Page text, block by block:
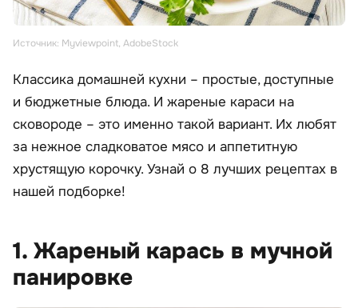
Источник: Myviewpoint, AdobeStock
Классика домашней кухни – простые, доступные
и бюджетные блюда. И жареные караси на
сковороде – это именно такой вариант. Их любят
за нежное сладковатое мясо и аппетитную
хрустящую корочку. Узнай о 8 лучших рецептах в
нашей подборке!
1. Жареный карась в мучной
панировке